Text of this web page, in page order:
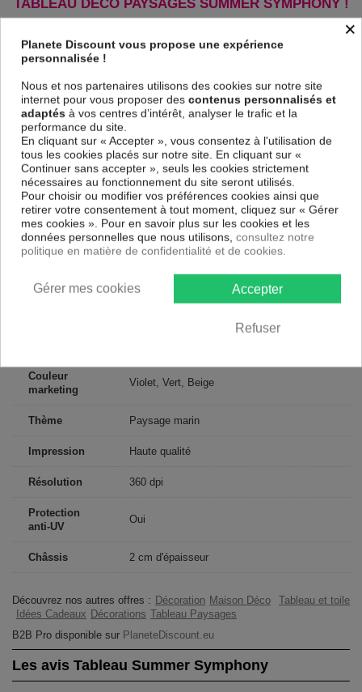
TABLEAU DÉCO PAYSAGES SUMMER SYMPHONY !
spécial et de haute qualité qui reflète parfaitement les couleurs avec
des détails parfaitement reproduits. Grâce à une impression totale et un
papier intissé sur un châssis fait de matériaux respectueux de
l'environnement, vous pourrez suspendre le tableau immédiatement
sans avoir à l'encadrer.
Le Tableau Paysages Summer Symphonyest résistant aux rayons
UV, inodore et 100 % sûr, parfait même pour la chambre à coucher et la
chambre des enfants.
Notre large choix de tableaux tendances et modernes constituent un
moyen simple et pas cher de donner une nouvelle touche à vos
intérieurs, il y en a pour tous les goût.
Descriptif technique
Couleur
marketing
Violet, Vert, Beige
Thème Paysage marin
Impression Haute qualité
Résolution 360 dpi
Protection
anti-UV
Oui
Châssis 2 cm d'épaisseur
Découvrez nos autres offres : Décoration Maison Déco
Tableau et toile
Idées Cadeaux Décorations Tableau Paysages
B2B Pro disponible sur PlaneteDiscount.eu
Les avis Tableau Summer Symphony
×
Planete Discount vous propose une expérience
personnalisée !
Nous et nos partenaires utilisons des cookies sur notre site
internet pour vous proposer des contenus personnalisés et
adaptés à vos centres d’intérêt, analyser le trafic et la
performance du site.
En cliquant sur « Accepter », vous consentez à l'utilisation de
tous les cookies placés sur notre site. En cliquant sur «
Continuer sans accepter », seuls les cookies strictement
nécessaires au fonctionnement du site seront utilisés.
Pour choisir ou modifier vos préférences cookies ainsi que
retirer votre consentement à tout moment, cliquez sur « Gérer
mes cookies ». Pour en savoir plus sur les cookies et les
données personnelles que nous utilisons, consultez notre
politique en matière de confidentialité et de cookies.
Accepter
Refuser
Gérer mes cookies